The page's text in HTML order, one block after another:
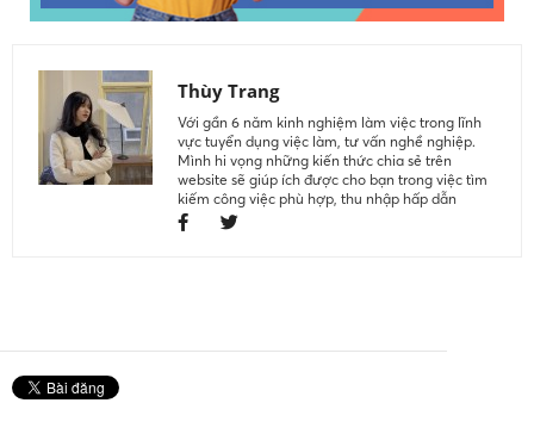
Thùy Trang
Với gần 6 năm kinh nghiệm làm việc trong lĩnh
vực tuyển dụng việc làm, tư vấn nghề nghiệp.
Mình hi vọng những kiến thức chia sẻ trên
website sẽ giúp ích được cho bạn trong việc tìm
kiếm công việc phù hợp, thu nhập hấp dẫn